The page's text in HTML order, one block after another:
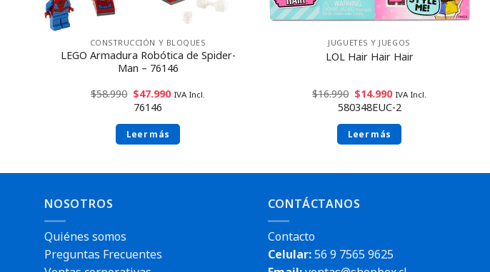
CONSTRUCCIÓN Y BLOQUES
LEGO Armadura Robótica de Spider-
Man – 76146
$58.990 $47.990 IVA Incl.
76146
Leer más
JUGUETES Y JUEGOS
LOL Hair Hair Hair
$16.990 $14.990 IVA Incl.
580348EUC-2
Leer más
NOSOTROS
Quiénes somos
Preguntas Frecuentes
CONTÁCTANOS
Contacto
Celular:56 9 7565 9625